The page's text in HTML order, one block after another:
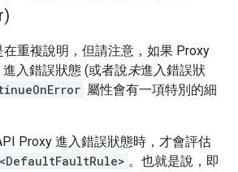
重複說明，但請注意，如果 Proxy
入錯誤狀態 (或者說未進入錯誤狀
屬性會有一項特別的細
Proxy 進入錯誤狀態時，才會評估
<DefaultFaultRule> 。也就是說，即